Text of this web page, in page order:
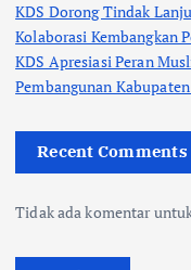
KDS Dorong Tindak
Kolaborasi Kembangkan
KDS Apresiasi Peran
Pembangunan
Recent Comments
Tidak ada komentar